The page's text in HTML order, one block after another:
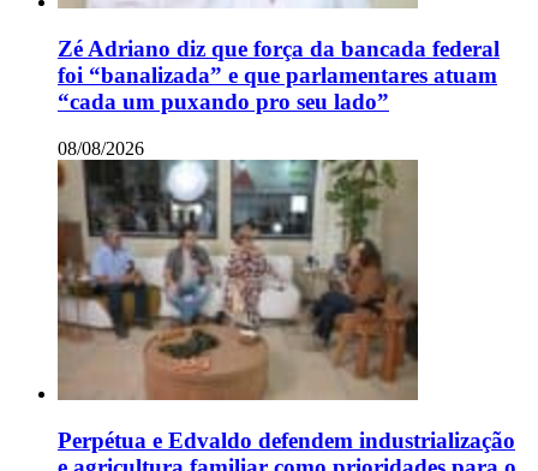
Zé Adriano diz que força da bancada federal
foi “banalizada” e que parlamentares atuam
“cada um puxando pro seu lado”
08/08/2026
Perpétua e Edvaldo defendem industrialização